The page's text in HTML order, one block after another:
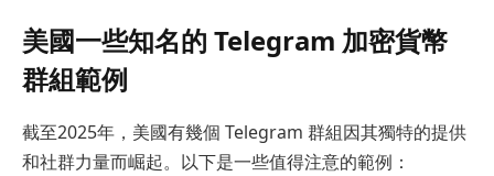
美國一些知名的 Telegram 加密貨幣
群組範例
截至2025年，美國有幾個 Telegram 群組因其獨特的提供
和社群力量而崛起。以下是一些值得注意的範例：